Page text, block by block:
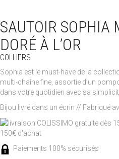
SAUTOIR SOPHIA
DORÉ À L’OR
COLLIERS
Sophia est le must-have de la
multi-chaîne fine, assortie d’un
dans votre quotidien avec sa
Bijou livré dans un écrin // Fabriqué
150€ d'achat
Paiements 100% sécurisés